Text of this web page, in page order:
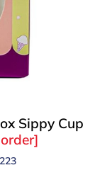
Sippy Cup